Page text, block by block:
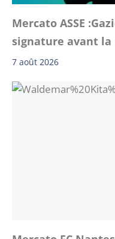
Mercato ASSE
signature avant la
7 août 2026